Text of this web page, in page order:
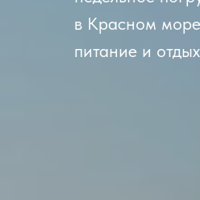
в Красном
питание и